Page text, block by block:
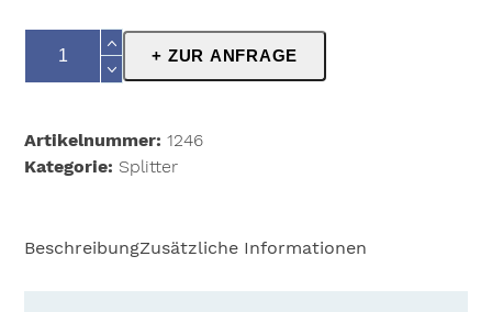
DSB-
+ ZUR ANFRAGE
Artikelnummer:1246
Kategorie: Splitter
BeschreibungZusätzliche Informationen